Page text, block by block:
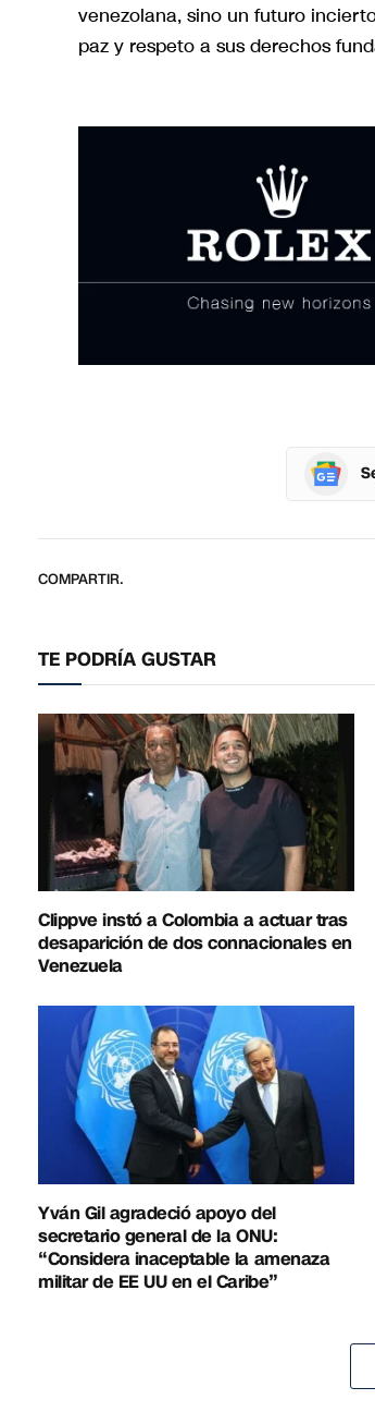
venezolana, sino un futuro
paz y respeto a sus derechos
COMPARTIR.
TE PODRÍA GUSTAR
Clippve instó a Colombia a actuar tras
desaparición de dos connacionales en
Venezuela
Yván Gil agradeció apoyo del
secretario general de la ONU:
“Considera inaceptable la amenaza
militar de EE UU en el Caribe”